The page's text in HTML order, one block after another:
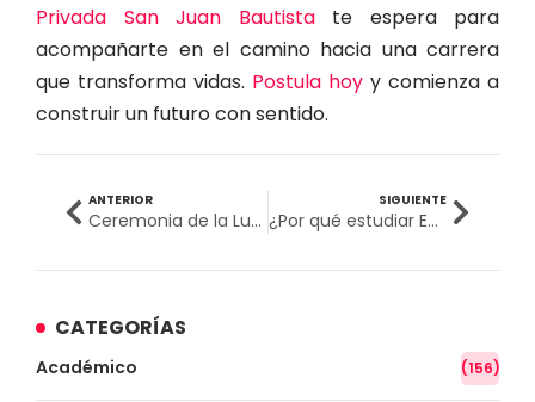
Privada San Juan Bautistate espera para
acompañarte en el camino hacia una carrera
que transforma vidas. Postula hoy y comienza a
construir un futuro con sentido.
ANTERIOR
Ceremonia de la Luz en Ica consolida vocación de futuros profesionales en enfermería
SIGUIENTE
¿Por qué estudiar Enfermería? 5 razones para elegir esta profesión
CATEGORÍAS
Académico (156)